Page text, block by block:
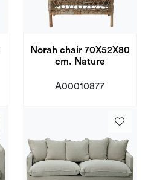
Norah chair 70X52X80
cm. Nature
A00010877